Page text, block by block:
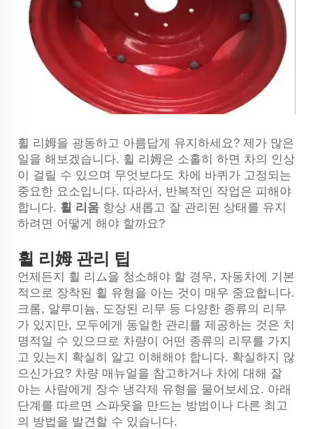
휠 리姆을 광동하고 아름답게 유지하세요? 제가 많은
일을 해보겠습니다. 휠 리姆은 소홀히 하면 차의 인상
이 걸릴 수 있으며 무엇보다도 차에 바퀴가 고정되는
중요한 요소입니다. 따라서, 반복적인 작업은 피해야
합니다. 휠 리움 항상 새롭고 잘 관리된 상태를 유지
하려면 어떻게 해야 할까요?
휠 리姆 관리 팁
언제든지 휠 리ム을 청소해야 할 경우, 자동차에 기본
적으로 장착된 휠 유형을 아는 것이 매우 중요합니다.
크롬, 알루미늄, 도장된 리무 등 다양한 종류의 리무
가 있지만, 모두에게 동일한 관리를 제공하는 것은 치
명적일 수 있으므로 차량이 어떤 종류의 리무를 가지
고 있는지 확실히 알고 이해해야 합니다. 확실하지 않
으신가요? 차량 매뉴얼을 참고하거나 차에 대해 잘
아는 사람에게 장수 냉각제 유형을 물어보세요. 아래
단계를 따르면 스파웃을 만드는 방법이나 다른 최고
의 방법을 발견할 수 있습니다.